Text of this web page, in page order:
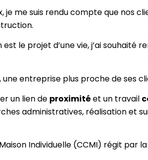
je me suis rendu compte que nos
le projet d’une vie, j’ai souhaité
, une entreprise plus proche de ses
un lien de proximitéet un travail
administratives, réalisation et
Individuelle (CCMI) régit par la